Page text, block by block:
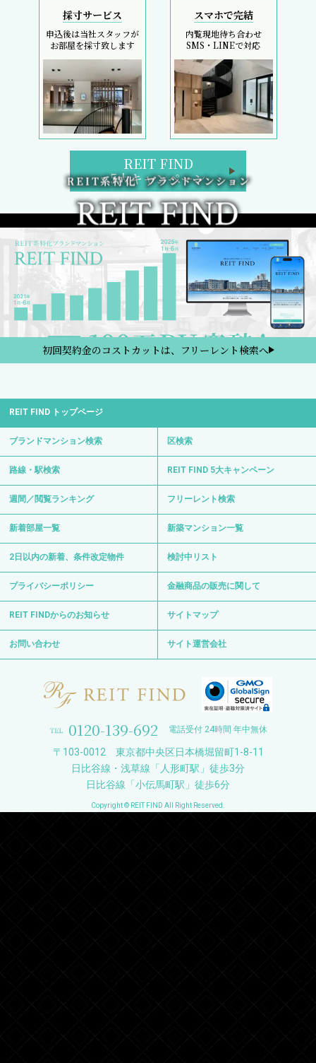
採寸サービス
申込後は当社スタッフが
お部屋を採寸致します
スマホで完結
内覧現地待ち合わせ
SMS・LINEで対応
REIT FIND
5大キャンペーン
初回契約金のコストカットは、フリーレント検索へ
REIT FIND トップページ
ブランドマンション検索 区検索
路線・駅検索 REIT FIND 5大キャンペーン
週間／閲覧ランキング フリーレント検索
新着部屋一覧 新築マンション一覧
2日以内の新着、条件改定物件 検討中リスト
プライバシーポリシー 金融商品の販売に関して
REIT FINDからのお知らせ サイトマップ
お問い合わせ サイト運営会社
0120-139-692 電話受付 24時間 年中無休
〒103-0012 東京都中央区日本橋堀留町1-8-11
日比谷線・浅草線「人形町駅」徒歩3分
日比谷線「小伝馬町駅」徒歩6分
Copyright © REIT FIND All Right Reserved.